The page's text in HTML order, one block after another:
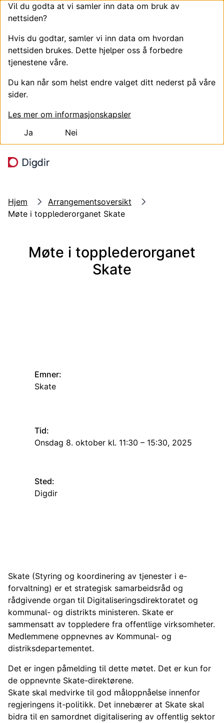
Vil du godta at vi samler inn data om bruk av
nettsiden?
Hvis du godtar, samler vi inn data om hvordan
nettsiden brukes. Dette hjelper oss å forbedre
tjenestene våre.
Du kan når som helst endre valget ditt nederst på våre
sider.
Les mer om informasjonskapsler
Ja
Nei
Hjem
Arrangementsoversikt
Møte i topplederorganet Skate
Møte i topplederorganet
Skate
Emner:
Skate
Tid:
onsdag 8. oktober kl. 11:30 – 15:30, 2025
Sted:
Digdir
Skate (Styring og koordinering av tjenester i e-
forvaltning) er et strategisk samarbeidsråd og
rådgivende organ til Digitaliseringsdirektoratet og
kommunal- og distrikts ministeren. Skate er
sammensatt av toppledere fra offentlige virksomheter.
Medlemmene oppnevnes av Kommunal- og
distriksdepartementet.
Det er ingen påmelding til dette møtet. Det er kun for
de oppnevnte Skate-direktørene.
Skate skal medvirke til god måloppnåelse innenfor
regjeringens it-politikk. Det innebærer at Skate skal
bidra til en samordnet digitalisering av offentlig sektor